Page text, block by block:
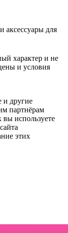
аксессуары для
характер и не
и условия
и другие
партнёрам
вы используете
этих